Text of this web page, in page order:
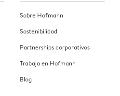
Sobre Hofmann
Sostenibilidad
Partnerships corporativos
Trabaja en Hofmann
Blog